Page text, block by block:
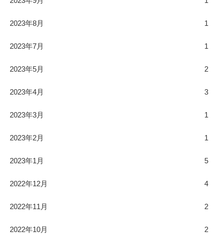
2023年8月 1
2023年7月 1
2023年5月 2
2023年4月 3
2023年3月 1
2023年2月 1
2023年1月 5
2022年12月 4
2022年11月 2
2022年10月 2